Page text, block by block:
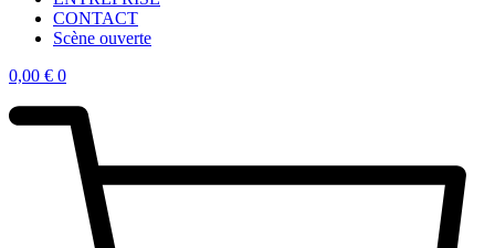
CONTACT
Scène ouverte
0,00 € 0